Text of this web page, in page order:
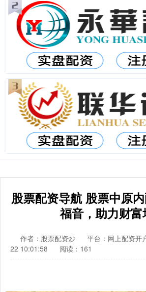
股票配资导航 股票中原
福音，助力财富
作者：股票配资炒 平台：网上配资开
22 10:01:58
阅读：161